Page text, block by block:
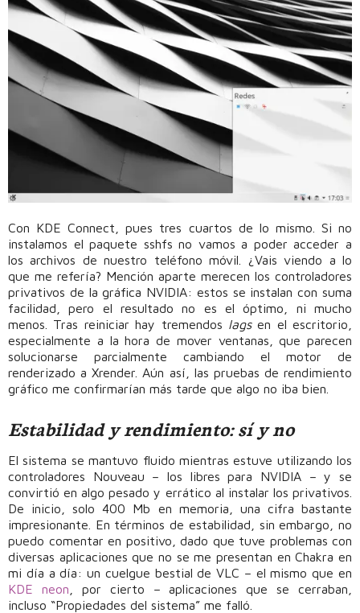
Con KDE Connect, pues tres cuartos de lo mismo. Si no
instalamos el paquete sshfs no vamos a poder acceder a
los archivos de nuestro teléfono móvil. ¿Vais viendo a lo
que me refería? Mención aparte merecen los controladores
privativos de la gráfica NVIDIA: estos se instalan con suma
facilidad, pero el resultado no es el óptimo, ni mucho
menos. Tras reiniciar hay tremendos lagsen el escritorio,
especialmente a la hora de mover ventanas, que parecen
solucionarse parcialmente cambiando el motor de
renderizado a Xrender. Aún así, las pruebas de rendimiento
gráfico me confirmarían más tarde que algo no iba bien.
Estabilidad y rendimiento: sí y no
El sistema se mantuvo fluido mientras estuve utilizando los
controladores Nouveau – los libres para NVIDIA – y se
convirtió en algo pesado y errático al instalar los privativos.
De inicio, solo 400 Mb en memoria, una cifra bastante
impresionante. En términos de estabilidad, sin embargo, no
puedo comentar en positivo, dado que tuve problemas con
diversas aplicaciones que no se me presentan en Chakra en
mi día a día: un cuelgue bestial de VLC – el mismo que en
KDE neon , por cierto – aplicaciones que se cerraban,
incluso “Propiedades del sistema” me falló.